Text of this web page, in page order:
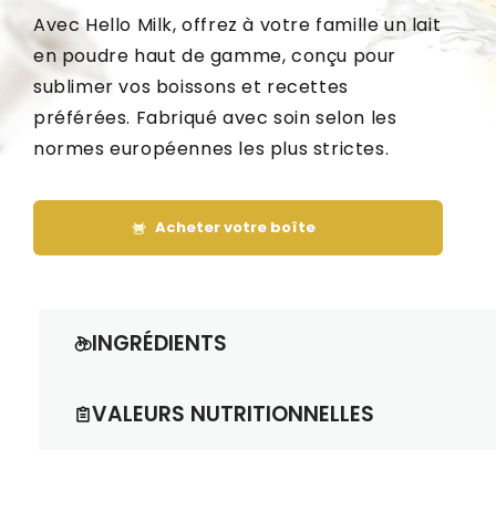
Avec Hello Milk, offrez à votre famille un lait
en poudre haut de gamme, conçu pour
sublimer vos boissons et recettes
préférées. Fabriqué avec soin selon les
normes européennes les plus strictes.
Acheter votre boîte
INGRÉDIENTS
VALEURS NUTRITIONNELLES